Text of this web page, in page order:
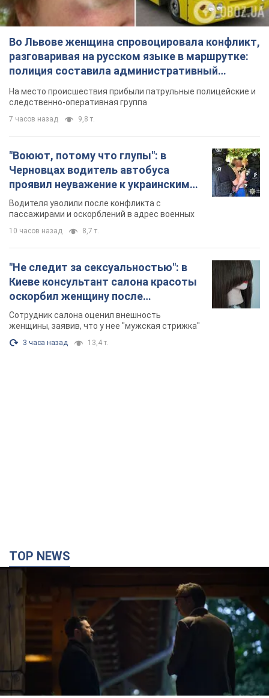
Во Львове женщина спровоцировала конфликт,
разговаривая на русском языке в маршрутке:
полиция составила административный
протокол. Видео
На место происшествия прибыли патрульные полицейские и
следственно-оперативная группа
7 часов назад 9,8 т.
"Воюют, потому что глупы": в
Черновцах водитель автобуса
проявил неуважение к украинским
военным и поплатился за это.
Видео
Водителя уволили после конфликта с
пассажирами и оскорблений в адрес военных
10 часов назад 8,7 т.
"Не следит за сексуальностью": в
Киеве консультант салона красоты
оскорбил женщину после
химиотерапии, разгорелся скандал.
Фото
Сотрудник салона оценил внешность
женщины, заявив, что у нее "мужская стрижка"
3 часа назад 13,4 т.
TOP NEWS